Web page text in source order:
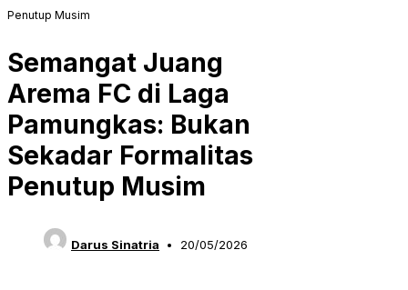
Penutup Musim
Semangat Juang
Arema FC di Laga
Pamungkas: Bukan
Sekadar Formalitas
Penutup Musim
Darus Sinatria 20/05/2026